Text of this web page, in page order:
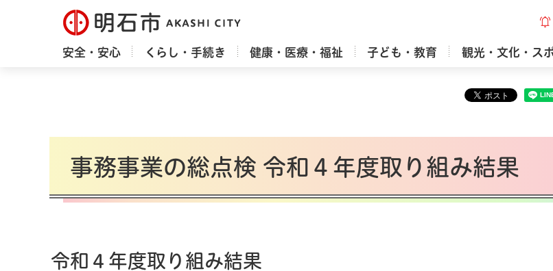
明石市
安全・安心 くらし・手続き 健康・医療・福祉 子ども・教育 観光・文化・ス
事務事業の総点検 令和４年度取り組み結果
令和４年度取り組み結果